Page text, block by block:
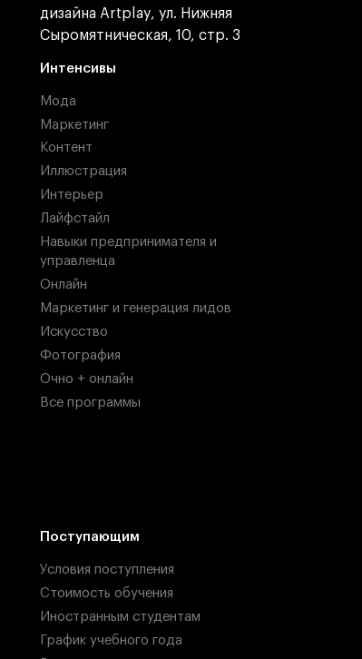
дизайна Artplay, ул. Нижняя
Сыромятническая, 10, стр. 3
Интенсивы
Мода
Маркетинг
Контент
Иллюстрация
Интерьер
Лайфстайл
Навыки предпринимателя и
управленца
Онлайн
Маркетинг и генерация лидов
Искусство
Фотография
Очно + онлайн
Все программы
Поступающим
Условия поступления
Стоимость обучения
Иностранным студентам
График учебного года